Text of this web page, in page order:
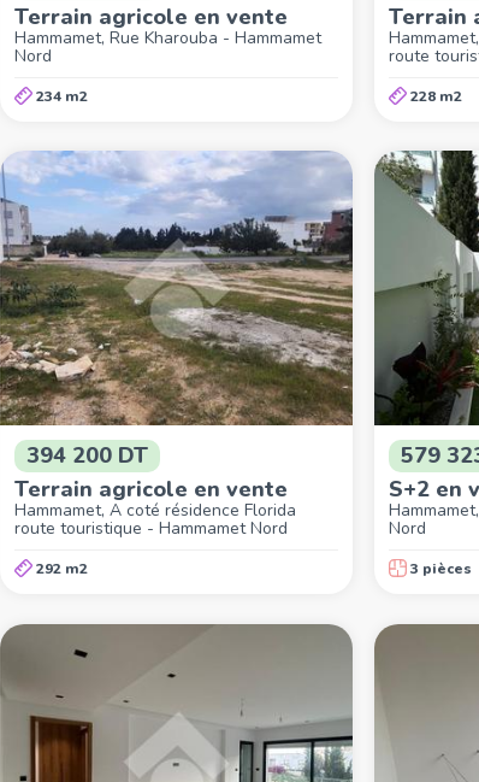
Terrain agricole en vente
Hammamet, Rue Kharouba - Hammamet
Nord
234 m2
Terrain
route
228 m2
394 200 DT
Terrain agricole en vente
Hammamet, A coté résidence Florida
route touristique - Hammamet Nord
292 m2
579
S+2 en
Nord
3 pièces